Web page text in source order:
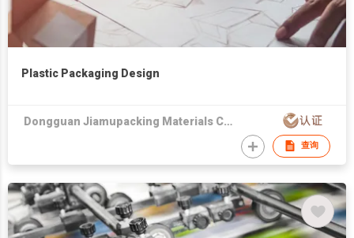
Plastic Packaging Design
Dongguan Jiamupacking Materials Co., Ltd
查询